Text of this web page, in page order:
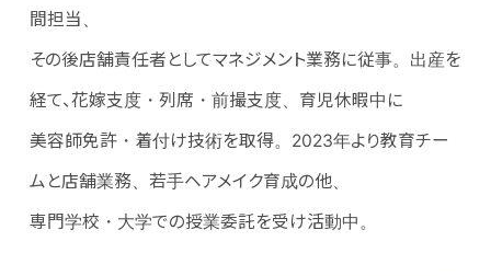
間担当、
その後店舗責任者としてマネジメント業務に従事。出産を
経て、花嫁支度・列席・前撮支度、育児休暇中に
美容師免許・着付け技術を取得。2023年より教育チー
ムと店舗業務、若手ヘアメイク育成の他、
専門学校・大学での授業委託を受け活動中。